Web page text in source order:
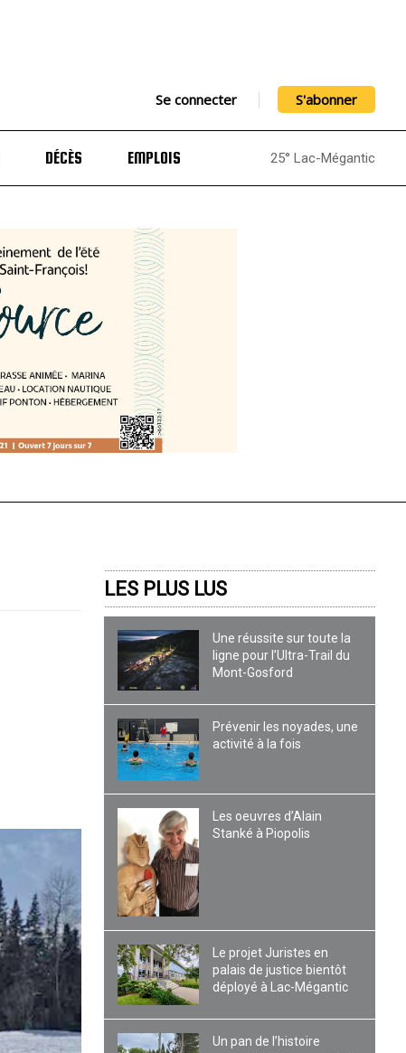
Se connecter S'abonner
DÉCÈS EMPLOIS 25° Lac-Mégantic
LES PLUS LUS
Une réussite sur toute la
ligne pour l’Ultra-Trail du
Mont-Gosford
Prévenir les noyades, une
activité à la fois
Les oeuvres d’Alain
Stanké à Piopolis
Le projet Juristes en
palais de justice bientôt
déployé à Lac-Mégantic
Un pan de l’histoire